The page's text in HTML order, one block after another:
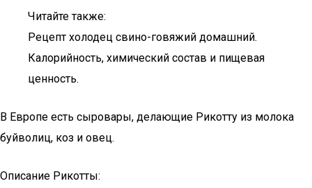
Читайте также:
Рецепт холодец свино-говяжий домашний.
Калорийность, химический состав и пищевая
ценность.
В Европе есть сыровары, делающие Рикотту из молока
буйволиц, коз и овец.
Описание Рикотты: